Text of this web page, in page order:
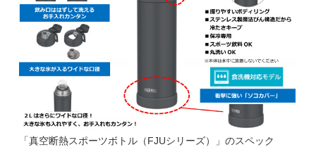
「真空断熱スポーツボトル（FJUシリーズ）」のスペック